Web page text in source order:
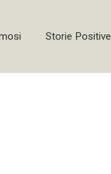
Storie Positive